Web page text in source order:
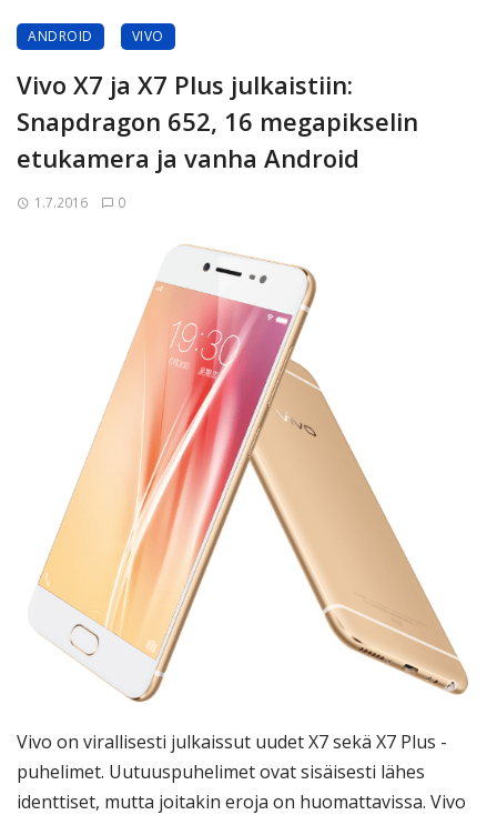
ANDROID VIVO
Vivo X7 ja X7 Plus julkaistiin:
Snapdragon 652, 16 megapikselin
etukamera ja vanha Android
1.7.2016 0
Vivo on virallisesti julkaissut uudet X7 sekä X7 Plus -
puhelimet. Uutuuspuhelimet ovat sisäisesti lähes
identtiset, mutta joitakin eroja on huomattavissa. Vivo